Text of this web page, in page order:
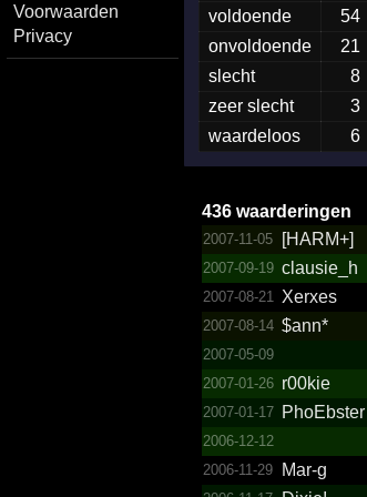
Voorwaarden
Privacy
voldoende
54
onvoldoende
21
slecht
8
zeer slecht
3
waardeloos
6
436 waarderingen
2007-11-05 [HARM+]
2007-09-19 clausie_h
2007-08-21 Xerxes
2007-08-14 $ann*
2007-05-09
2007-01-26 r00kie
2007-01-17 PhoEbster
2006-12-12
2006-11-29 Mar-g